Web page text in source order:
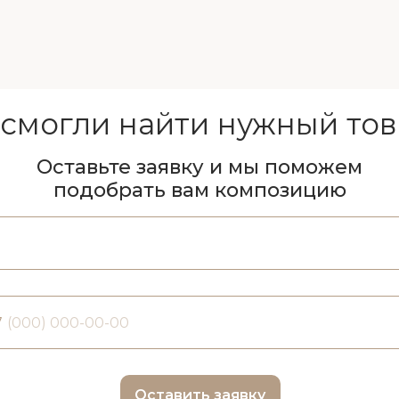
Оставить заявку
найти нужный
Оставьте заявку и мы поможем
подобрать вам композицию